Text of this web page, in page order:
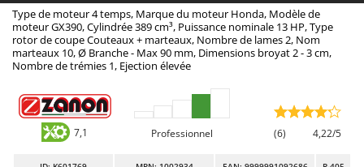
Aspirateurs - Balais Électriques
Aspirateurs à cendres
Aspirateurs à feuilles sur roues
Aspirateurs Multifonctions
Atomiseurs agricoles pour tracteurs
Aima
Airmec
AL-KO
Alce
Alpina
Type de moteur 4 temps, Marque du moteur Honda, Modèle de
moteur GX390, Cylindrée 389 cm³, Puissance nominale 13 HP, Type
rotor de coupe Couteaux + marteaux, Nombre de lames 2, Nom
marteaux 10, Ø Branche - Max 90 mm, Dimensions broyat 2 - 3 cm,
Nombre de trémies 1, Ejection élevée
7,1 Professionnel (6) 4,22/5